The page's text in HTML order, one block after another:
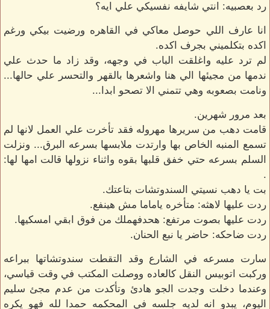
رد بعصبيه: انتي شايفه نفسيكي علي ايه؟
انا عارف اللي حوصل معاكي في القاهره ورضيت بيكي ورغم
اكده بتكلميني بجرف اكده.
لم ترد عليه واغلقت الباب في وجهه، وقد زاد ما حدث علي
ندمها من مجيئها الي هنا واشعرها بالقهر والتحسر علي حالها...
ونامت بصعوبه وهي تتمني الا تصحو ابدا...
بعد مرور شهرين.
قامت دهب من سريرها مهروله فقد تأخرت علي العمل لانها لم
تسمع المنبه الخاص بها وارتدت ملابسها بسرعه البرق... ونزلت
السلم بسرعه حتي خفق قلبها بقوه واثناء نزولها قالت امها لها:
.
بت يا دهب نسيتي السندوتشات بتاعتك.
ردت عليها لاهثه: متأخره ياماما مش هينفع.
ردت عليها بصوت مرتفع: هحدفهملك من فوق ابقي امسكيها.
ردت ضاحكه: حاضر يا نبع الحنان.
سارت مسرعه في الشارع وقد التقطت سندوتشاتها ببراعه
وركبت اتوبيس النقل كالعاده ووصلت المكتب في وقت قياسي،
وعندما دخلت وجدت الجو هادئ وتأكدت من عدم مجئ سليم
اليوم، يبدو انه لديه جلسه في المحكمه حمدا لله فهو يكره